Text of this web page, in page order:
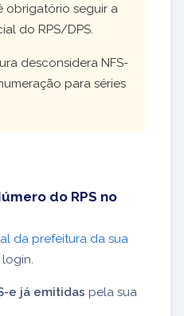
obrigatório seguir a
do RPS/DPS.
desconsidera NFS-
para séries
do RPS no
da prefeitura da sua
e já emitidas pela sua